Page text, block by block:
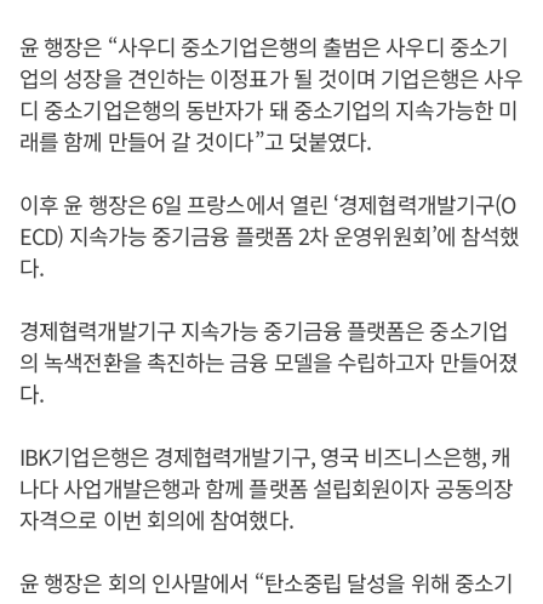
윤 행장은 “사우디 중소기업은행의 출범은 사우디 중소기
업의 성장을 견인하는 이정표가 될 것이며 기업은행은 사우
디 중소기업은행의 동반자가 돼 중소기업의 지속가능한 미
래를 함께 만들어 갈 것이다”고 덧붙였다.
이후 윤 행장은 6일 프랑스에서 열린 ‘경제협력개발기구(O
ECD) 지속가능 중기금융 플랫폼 2차 운영위원회’에 참석했
다.
경제협력개발기구 지속가능 중기금융 플랫폼은 중소기업
의 녹색전환을 촉진하는 금융 모델을 수립하고자 만들어졌
다.
IBK기업은행은 경제협력개발기구, 영국 비즈니스은행, 캐
나다 사업개발은행과 함께 플랫폼 설립회원이자 공동의장
자격으로 이번 회의에 참여했다.
윤 행장은 회의 인사말에서 “탄소중립 달성을 위해 중소기